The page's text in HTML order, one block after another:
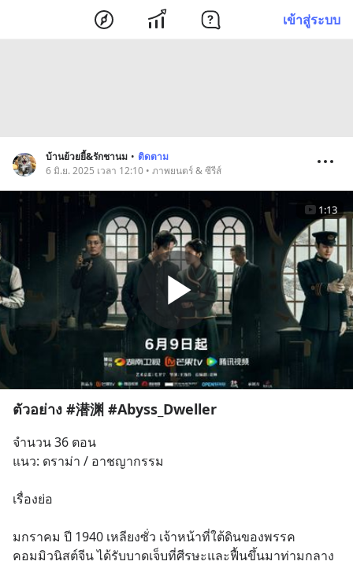
เข้าสู่ระบบ
บ้านย้วยยี้&รักชานม • ติดตาม
6 มิ.ย. 2025 เวลา 12:10 • ภาพยนตร์ & ซีรีส์
1:13
ตัวอย่าง #潜渊 #Abyss_Dweller
จำนวน 36 ตอน
แนว: ดราม่า / อาชญากรรม
เรื่องย่อ
มกราคม ปี 1940 เหลียงซั่ว เจ้าหน้าที่ใต้ดินของพรรค
คอมมิวนิสต์จีน ได้รับบาดเจ็บที่ศีรษะและฟื้นขึ้นมาท่ามกลาง